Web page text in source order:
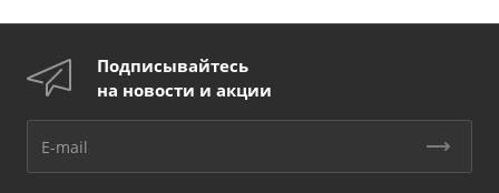
Подписывайтесь
на новости и акции